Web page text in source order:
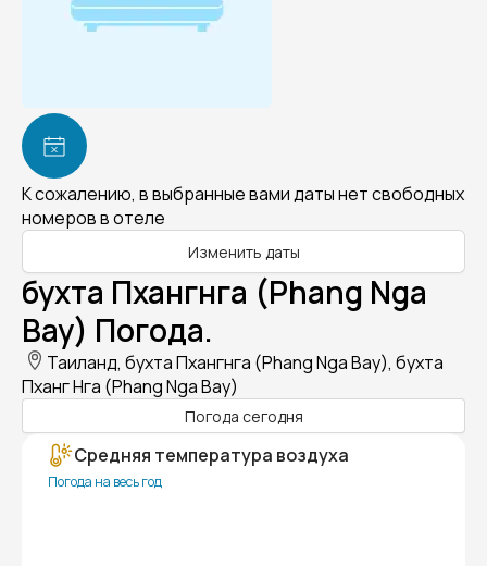
К сожалению, в выбранные вами даты нет свободных
номеров в отеле
Изменить даты
бухта Пхангнга (Phang Nga
Bay) Погода.
Таиланд, бухта Пхангнга (Phang Nga Bay), бухта
Пханг Нга (Phang Nga Bay)
Погода сегодня
Средняя температура воздуха
Погода на весь год